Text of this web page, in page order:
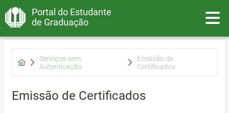
Portal do Estudante
de Graduação
Serviços sem
Autenticação
Emissão de
Certificados
Emissão de Certificados